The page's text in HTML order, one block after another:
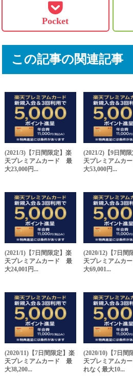
Pocket
この記事の関連記事
(2021/3)【7日間限定】楽
天プレミアムカード 最
大23,000円...
(2021/2)【9日間
天プレミアムカ
大53,000円...
(2021/1)【7日間限定】楽
天プレミアムカード 最
大24,001円...
(2020/12)【7日間
天プレミアムカ
大69,001...
(2020/11)【7日間限定】楽
天プレミアムカード 最
大38,200...
(2020/10)【7日間
天プレミアムカ
れなく最大10...